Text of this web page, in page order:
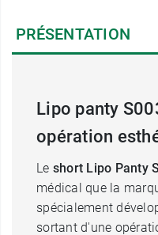
PRÉSENTATION
Lipo panty
opération
Le short Lipo Panty
médical que la
spécialement
sortant d'une